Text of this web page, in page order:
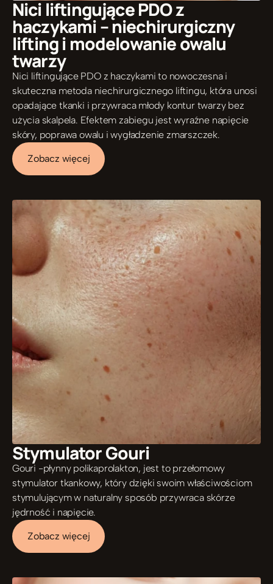
Nici liftingujące PDO z
haczykami – niechirurgiczny
lifting i modelowanie owalu
twarzy
Nici liftingujące PDO z haczykami to nowoczesna i
skuteczna metoda niechirurgicznego liftingu, która unosi
opadające tkanki i przywraca młody kontur twarzy bez
użycia skalpela. Efektem zabiegu jest wyraźne napięcie
skóry, poprawa owalu i wygładzenie zmarszczek.
Zobacz więcej
Stymulator Gouri
Gouri -płynny polikaprolakton, jest to przełomowy
stymulator tkankowy, który dzięki swoim właściwościom
stymulującym w naturalny sposób przywraca skórze
jędrność i napięcie.
Zobacz więcej